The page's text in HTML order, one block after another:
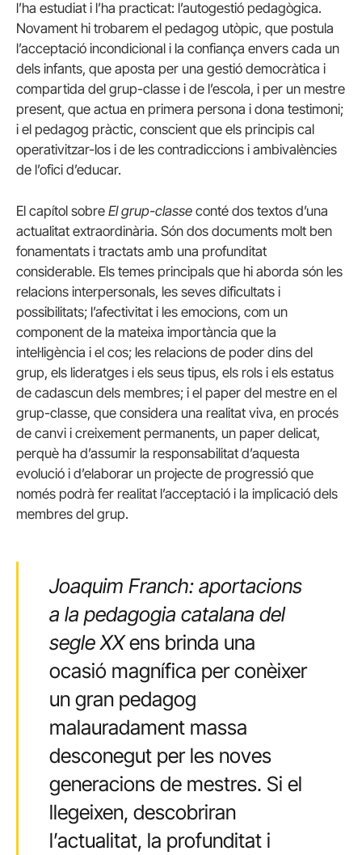
l’ha estudiat i l’ha practicat: l’autogestió pedagògica.
Novament hi trobarem el pedagog utòpic, que postula
l’acceptació incondicional i la confiança envers cada un
dels infants, que aposta per una gestió democràtica i
compartida del grup-classe i de l’escola, i per un mestre
present, que actua en primera persona i dona testimoni;
i el pedagog pràctic, conscient que els principis cal
operativitzar-los i de les contradiccions i ambivalències
de l’ofici d’educar.
El capítol sobre El grup-classe conté dos textos d’una
actualitat extraordinària. Són dos documents molt ben
fonamentats i tractats amb una profunditat
considerable. Els temes principals que hi aborda són les
relacions interpersonals, les seves dificultats i
possibilitats; l’afectivitat i les emocions, com un
component de la mateixa importància que la
intel·ligència i el cos; les relacions de poder dins del
grup, els lideratges i els seus tipus, els rols i els estatus
de cadascun dels membres; i el paper del mestre en el
grup-classe, que considera una realitat viva, en procés
de canvi i creixement permanents, un paper delicat,
perquè ha d’assumir la responsabilitat d’aquesta
evolució i d’elaborar un projecte de progressió que
només podrà fer realitat l’acceptació i la implicació dels
membres del grup.
Joaquim Franch: aportacions
a la pedagogia catalana del
segle XXens brinda una
ocasió magnífica per conèixer
un gran pedagog
malauradament massa
desconegut per les noves
generacions de mestres. Si el
llegeixen, descobriran
l’actualitat, la profunditat i